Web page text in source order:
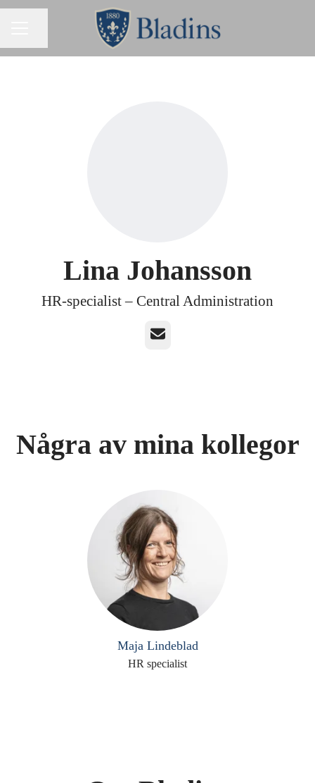
Lina Johansson
HR-specialist – Central Administration
E-post
Några av mina kollegor
Maja Lindeblad
HR specialist